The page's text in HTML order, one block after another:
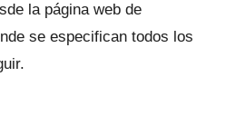
la página web de
se especifican todos los